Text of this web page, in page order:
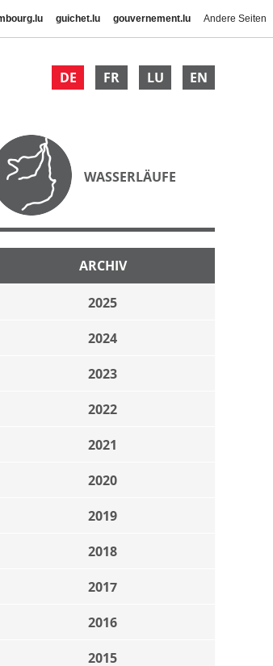
guichet.lu gouvernement.lu Andere Seiten
DE FR LU EN
WASSERLÄUFE
ARCHIV
2025
2024
2023
2022
2021
2020
2019
2018
2017
2016
2015